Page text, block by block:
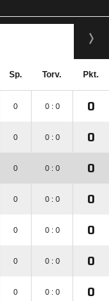
Sp. Torv. Pkt.
0 0 : 0 0
0 0 : 0 0
0 0 : 0 0
0 0 : 0 0
0 0 : 0 0
0 0 : 0 0
0 0 : 0 0